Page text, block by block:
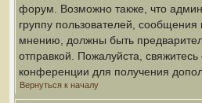
форум. Возможно также, что
группу пользователей, сообщения
мнению, должны быть
отправкой. Пожалуйста,
конференции для получения
Вернуться к началу